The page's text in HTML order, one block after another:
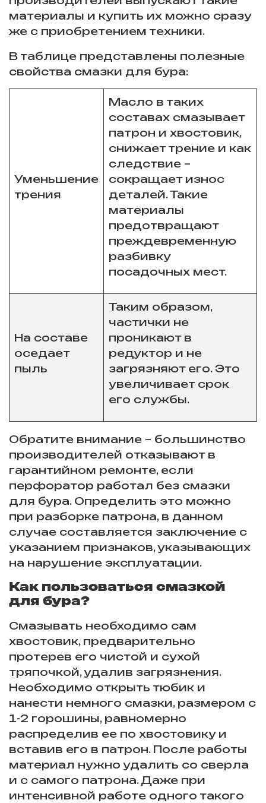
материалы и купить их можно сразу
же с приобретением техники.
В таблице представлены полезные
свойства смазки для бура:
Уменьшение
трения
Масло в таких
составах смазывает
патрон и хвостовик,
снижает трение и как
следствие –
сокращает износ
деталей. Такие
материалы
предотвращают
преждевременную
разбивку
посадочных мест.
На составе
оседает
пыль
Таким образом,
частички не
проникают в
редуктор и не
загрязняют его. Это
увеличивает срок
его службы.
Обратите внимание – большинство
производителей отказывают в
гарантийном ремонте, если
перфоратор работал без смазки
для бура. Определить это можно
при разборке патрона, в данном
случае составляется заключение с
указанием признаков, указывающих
на нарушение эксплуатации.
Как пользоваться смазкой
для бура?
Смазывать необходимо сам
хвостовик, предварительно
протерев его чистой и сухой
тряпочкой, удалив загрязнения.
Необходимо открыть тюбик и
нанести немного смазки, размером с
1-2 горошины, равномерно
распределив ее по хвостовику и
вставив его в патрон. После работы
материал нужно удалить со сверла
и с самого патрона. Даже при
интенсивной работе одного такого